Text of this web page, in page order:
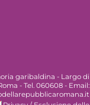
garibaldina - Largo di
- Tel. 060608 - Email: